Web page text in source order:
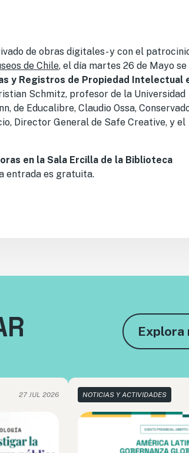
de obras digitales- y con el
de Chile, el día martes 26 de Mayo se
y Registros de Propiedad Intelectual
Schmitz, profesor de la Universidad
de Educalibre, Claudio Ossa,
Director General de Safe Creative, y el
en la Sala Ercilla de la Biblioteca
entrada es gratuita.
Explora
27 JUL 2026 NOTICIAS Y ACTIVIDADES